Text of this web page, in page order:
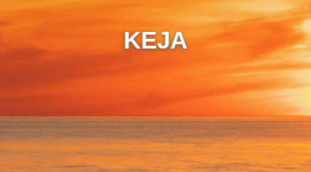
KEJA